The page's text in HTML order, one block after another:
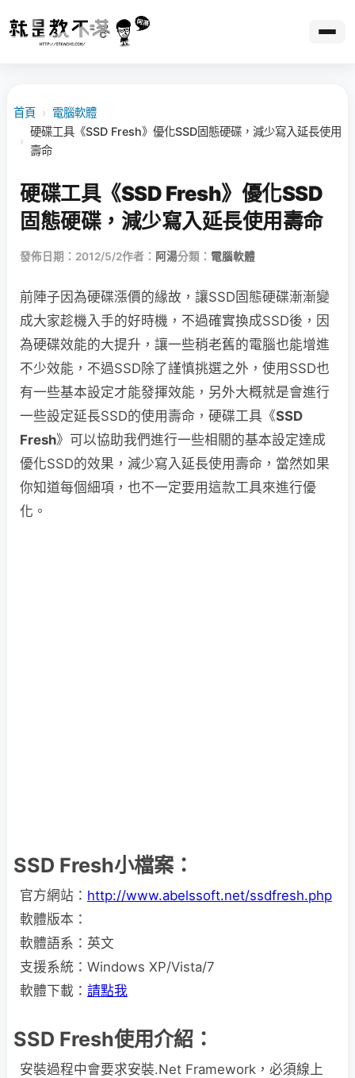
首頁 › 電腦軟體
›
硬碟工具《SSD Fresh》優化SSD固態硬碟，減少寫入延長使用
壽命
硬碟工具《SSD Fresh》優化SSD
固態硬碟，減少寫入延長使用壽命
發佈日期：2012/5/2作者： 阿湯分類： 電腦軟體
前陣子因為硬碟漲價的緣故，讓SSD固態硬碟漸漸變
成大家趁機入手的好時機，不過確實換成SSD後，因
為硬碟效能的大提升，讓一些稍老舊的電腦也能增進
不少效能，不過SSD除了謹慎挑選之外，使用SSD也
有一些基本設定才能發揮效能，另外大概就是會進行
一些設定延長SSD的使用壽命，硬碟工具《SSD
Fresh》可以協助我們進行一些相關的基本設定達成
優化SSD的效果，減少寫入延長使用壽命，當然如果
你知道每個細項，也不一定要用這款工具來進行優
化。
SSD Fresh小檔案：
官方網站： http://www.abelssoft.net/ssdfresh.php
軟體版本：
軟體語系：英文
支援系統：Windows XP/Vista/7
軟體下載： 請點我
SSD Fresh使用介紹：
安裝過程中會要求安裝.Net Framework，必須線上